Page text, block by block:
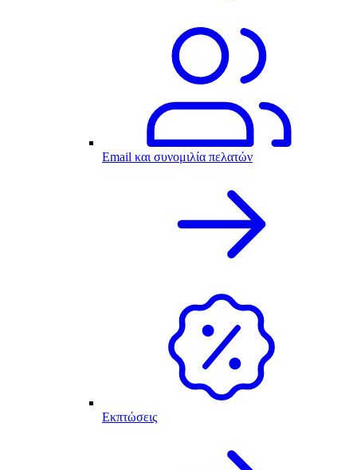
Email και συνομιλία πελατών
Εκπτώσεις